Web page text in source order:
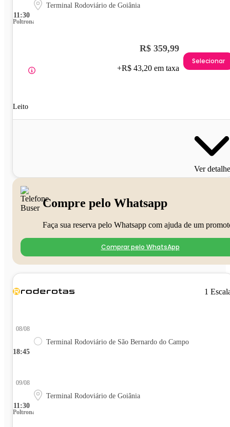
11:30
Terminal Rodoviário de Goiânia
Poltrona
Leito
R$ 359,99
+R$ 43,20 em taxa
Selecionar
Ver
Compre pelo Whatsapp
Faça sua reserva pelo Whatsapp com ajuda de um
Comprar pelo WhatsApp
1
18:45
08/08
Terminal Rodoviário de São Bernardo do Campo
11:30
09/08
Terminal Rodoviário de Goiânia
Poltrona